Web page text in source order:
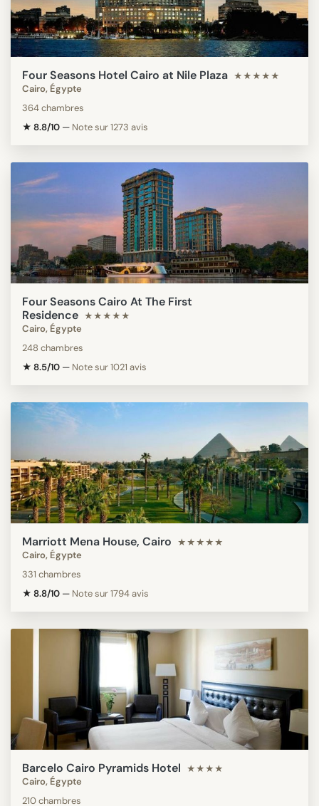
Four Seasons Hotel Cairo at Nile Plaza ★★★★★
Cairo, Égypte
364 chambres
★ 8.8/10 — Note sur 1273 avis
Four Seasons Cairo At The First
Residence ★★★★★
Cairo, Égypte
248 chambres
★ 8.5/10 — Note sur 1021 avis
Marriott Mena House, Cairo ★★★★★
Cairo, Égypte
331 chambres
★ 8.8/10 — Note sur 1794 avis
Barcelo Cairo Pyramids Hotel ★★★★
Cairo, Égypte
210 chambres